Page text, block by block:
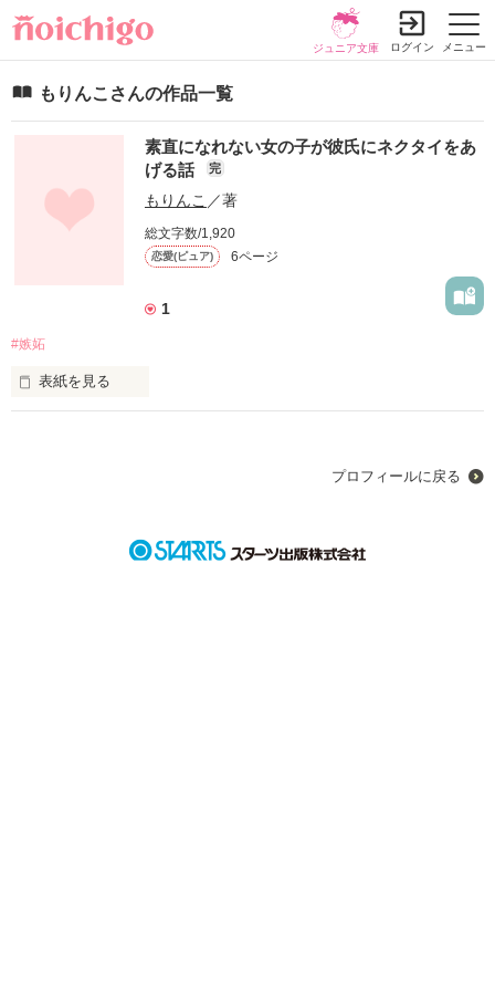
メニュー
ジュニア文庫 ログイン
もりんこさんの作品一覧
素直になれない女の子が彼氏にネクタイをあ
げる話
完
もりんこ ／著
総文字数/1,920
恋愛(ピュア) 6ページ
1
#嫉妬
表紙を見る
作品を読む
プロフィールに戻る